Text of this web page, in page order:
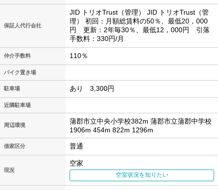
保証人代行会社
JID トリオTrust（管理） JID トリオTrust（管
理） 初回：月額総賃料の50％、最低20，000
円 更新：2年毎30％、最低12，000円 引落
手数料：330円/月
仲介手数料 110％
バイク置き場
駐車場 あり 3,300円
近隣駐車場
周辺環境
蒲郡市立中央小学校382m 蒲郡市立蒲郡中学校
1906m 454m 822m 1296m
借家区分 普通
現況
空家
空室状況を知りたい